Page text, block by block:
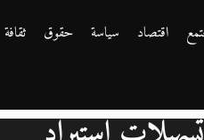
اقتصاد سياسة حقوق
ثقافة